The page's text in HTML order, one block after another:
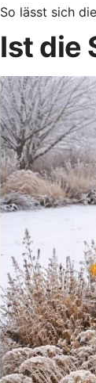
So lässt sich
Ist die